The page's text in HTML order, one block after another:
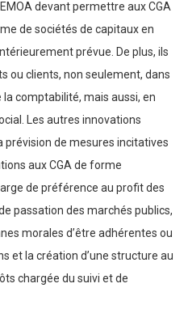
devant permettre aux CGA
de sociétés de capitaux en
prévue. De plus, ils
ou clients, non seulement, dans
comptabilité, mais aussi, en
Les autres innovations
de mesures incitatives
aux CGA de forme
de préférence au profit des
passation des marchés publics,
morales d’être adhérentes ou
et la création d’une structure au
chargée du suivi et de